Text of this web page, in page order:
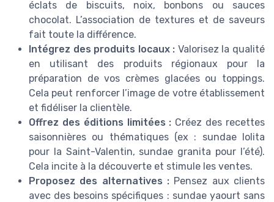
éclats de biscuits, noix, bonbons ou sauces
chocolat. L’association de textures et de saveurs
fait toute la différence.
Intégrez des produits locaux : Valorisez la qualité
en utilisant des produits régionaux pour la
préparation de vos crèmes glacées ou toppings.
Cela peut renforcer l’image de votre établissement
et fidéliser la clientèle.
Offrez des éditions limitées : Créez des recettes
saisonnières ou thématiques (ex : sundae lolita
pour la Saint-Valentin, sundae granita pour l’été).
Cela incite à la découverte et stimule les ventes.
Proposez des alternatives : Pensez aux clients
avec des besoins spécifiques : sundae yaourt sans